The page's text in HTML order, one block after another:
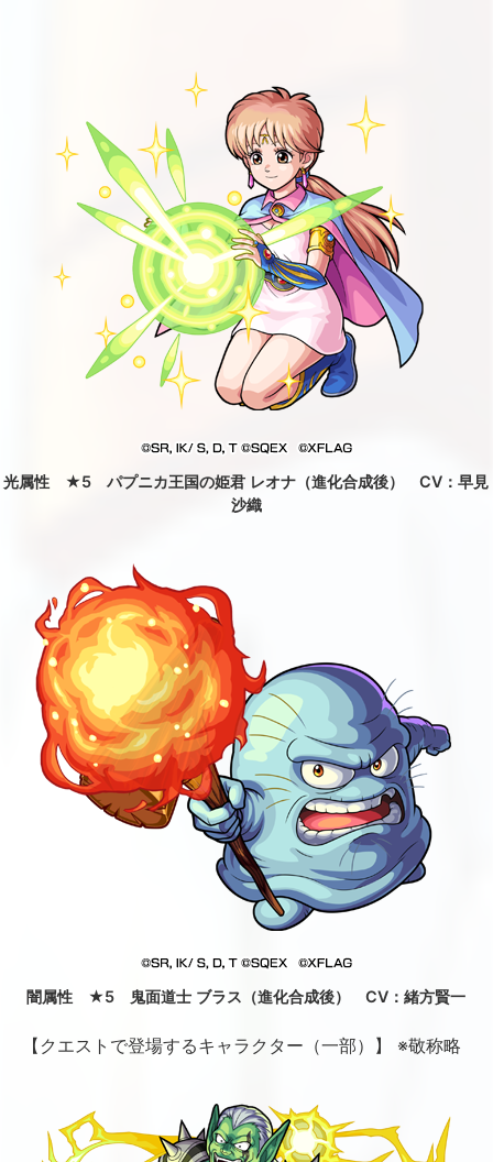
光属性 ★5 パプニカ王国の姫君 レオナ（進化合成後） CV：早見
沙織
闇属性 ★5 鬼面道士 ブラス（進化合成後） CV：緒方賢一
【クエストで登場するキャラクター（一部）】 ※敬称略